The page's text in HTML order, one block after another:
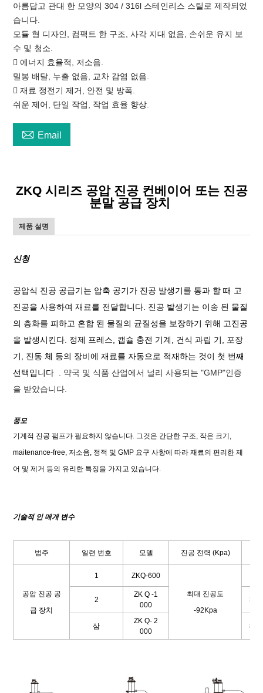
아름답고 관대 한 모양의 304 / 316l 스테인리스 스틸로 제작되었
습니다.
모듈 형 디자인, 컴팩트 한 구조, 사각 지대 없음, 손쉬운 유지 보
수 및 청소.
 에너지 효율적, 저소음.
밀봉 배달, 누출 없음, 교차 감염 없음.
 재료 정전기 제거, 안전 및 방폭.
쉬운 제어, 단일 작업, 작업 효율 향상.
 Email
ZKQ 시리즈 공압 진공 컨베이어 또는 진공
분말 공급 장치
제품 설명
신청
공압식 진공 공급기는 압축 공기가 진공 발생기를 통과 할 때 고
진공을 사용하여 재료를 전달합니다. 진공 발생기는 이송 된 물질
의 층화를 피하고 혼합 된 물질의 균질성을 보장하기 위해 고진공
을 발생시킨다. 정제 프레스, 캡슐 충전 기계, 건식 과립 기, 포장
기, 진동 체 등의 장비에 재료를 자동으로 적재하는 것이 첫 번째
선택입니다
. 약국 및 식품 산업에서 널리 사용되는 "GMP"인증
을 받았습니다.
풍모
기계적 진공 펌프가 필요하지 않습니다. 그것은 간단한 구조, 작은 크기,
maitenance-free, 저소음, 정적 및 GMP 요구 사항에 따라 재료의 편리한 제
어 및 제거 등의 유리한 특징을 가지고 있습니다.
기술적 인 매개 변수
범주 일련 번호 모델 진공 전력 (Kpa)
공압 진공 공
급 장치
1 ZKQ-600
최대 진공도
-92Kpa
2
ZKQ-1
000
삼
ZKQ-2
000